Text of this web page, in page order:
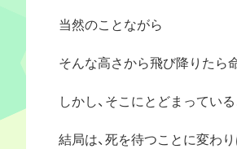
当然のことながら
そんな高さから飛び降りたら
しかし、そこにとどまってい
結局は、死を待つことに変わり